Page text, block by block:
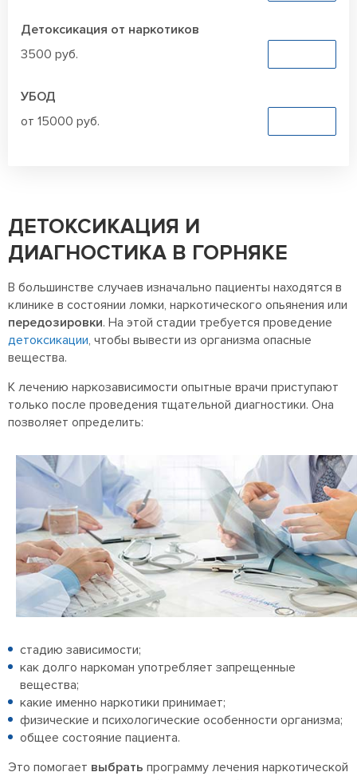
Детоксикация от наркотиков
3500 руб.
УБОД
от 15000 руб.
ДЕТОКСИКАЦИЯ И
ДИАГНОСТИКА В ГОРНЯКЕ
В большинстве случаев изначально пациенты находятся в
клинике в состоянии ломки, наркотического опьянения или
передозировки. На этой стадии требуется проведение
детоксикации, чтобы вывести из организма опасные
вещества.
К лечению наркозависимости опытные врачи приступают
только после проведения тщательной диагностики. Она
позволяет определить:
стадию зависимости;
как долго наркоман употребляет запрещенные
вещества;
какие именно наркотики принимает;
физические и психологические особенности организма;
общее состояние пациента.
Это помогает выбрать программу лечения наркотической